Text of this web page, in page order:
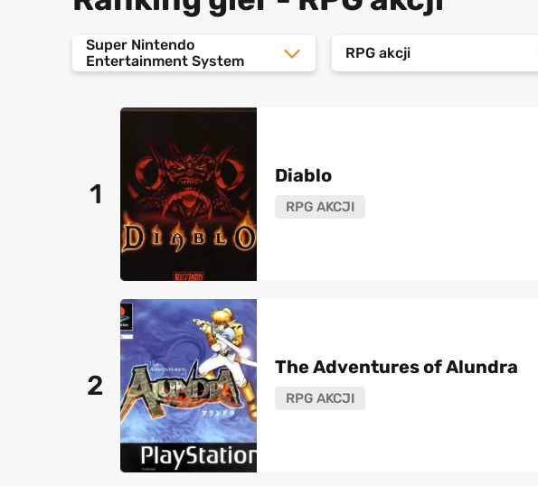
Super Nintendo
Entertainment System
RPG akcji
1
Diablo
RPG AKCJI
2
The Adventures of Alundra
RPG AKCJI